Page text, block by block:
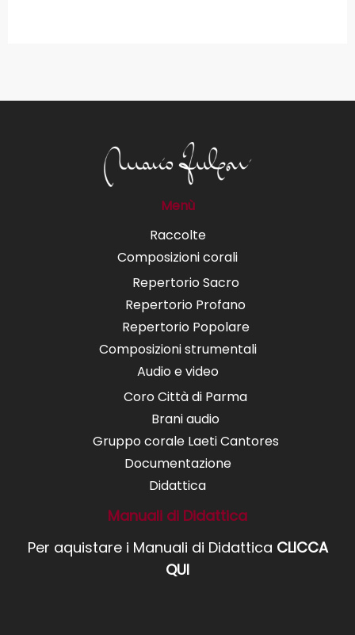
Menù
Raccolte
Composizioni corali
Repertorio Sacro
Repertorio Profano
Repertorio Popolare
Composizioni strumentali
Audio e video
Coro Città di Parma
Brani audio
Gruppo corale Laeti Cantores
Documentazione
Didattica
Manuali di Didattica
Per aquistare i Manuali di Didattica CLICCA
QUI